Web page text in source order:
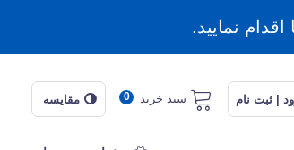
نمایید.
| ثبت نام 0 سبد خرید مقایسه